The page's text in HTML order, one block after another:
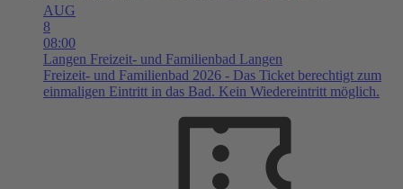
AUG
8
08:00
Langen Freizeit- und Familienbad Langen
Freizeit- und Familienbad 2026 - Das Ticket berechtigt zum
einmaligen Eintritt in das Bad. Kein Wiedereintritt möglich.